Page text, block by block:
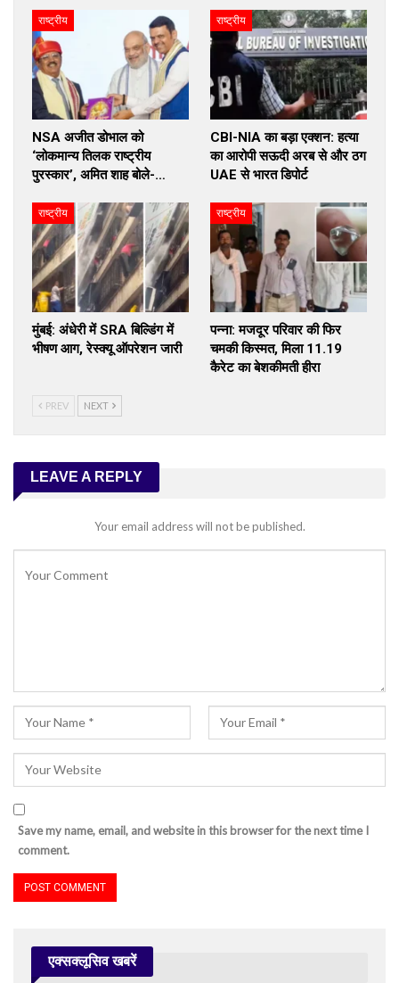
राष्ट्रीय
NSA अजीत डोभाल को
‘लोकमान्य तिलक राष्ट्रीय
पुरस्कार’, अमित शाह बोले-…
राष्ट्रीय
CBI-NIA का बड़ा एक्शन: हत्या
का आरोपी सऊदी अरब से और ठग
UAE से भारत डिपोर्ट
राष्ट्रीय
मुंबई: अंधेरी में SRA बिल्डिंग में
भीषण आग, रेस्क्यू ऑपरेशन जारी
राष्ट्रीय
पन्ना: मजदूर परिवार की फिर
चमकी किस्मत, मिला 11.19
कैरेट का बेशकीमती हीरा
PREV NEXT
LEAVE A REPLY
Your email address will not be published.
Save my name, email, and website in this browser for the next time I
comment.
एक्सक्लूसिव खबरें